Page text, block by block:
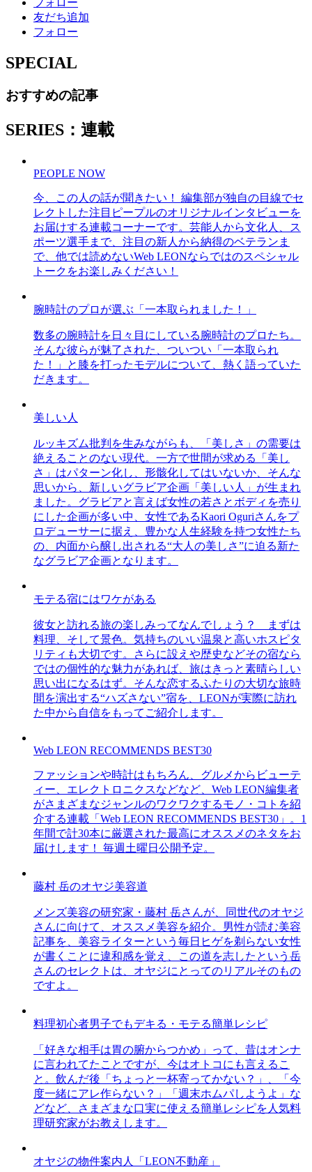
フォロー
友だち追加
フォロー
SPECIAL
おすすめの記事
SERIES：連載
PEOPLE NOW
今、この人の話が聞きたい！ 編集部が独自の目線でセ
レクトした注目ピープルのオリジナルインタビューを
お届けする連載コーナーです。芸能人から文化人、ス
ポーツ選手まで、注目の新人から納得のベテランま
で、他では読めないWeb LEONならではのスペシャル
トークをお楽しみください！
腕時計のプロが選ぶ「一本取られました！」
数多の腕時計を日々目にしている腕時計のプロたち。
そんな彼らが魅了された、ついつい「一本取られ
た！」と膝を打ったモデルについて、熱く語っていた
だきます。
美しい人
ルッキズム批判を生みながらも、「美しさ」の需要は
絶えることのない現代。一方で世間が求める「美し
さ」はパターン化し、形骸化してはいないか、そんな
思いから、新しいグラビア企画「美しい人」が生まれ
ました。グラビアと言えば女性の若さとボディを売り
にした企画が多い中、女性であるKaori Oguriさんをプ
ロデューサーに据え、豊かな人生経験を持つ女性たち
の、内面から醸し出される“大人の美しさ”に迫る新た
なグラビア企画となります。
モテる宿にはワケがある
彼女と訪れる旅の楽しみってなんでしょう？ まずは
料理、そして景色。気持ちのいい温泉と高いホスピタ
リティも大切です。さらに設えや歴史などその宿なら
ではの個性的な魅力があれば、旅はきっと素晴らしい
思い出になるはず。そんな恋するふたりの大切な旅時
間を演出する“ハズさない”宿を、LEONが実際に訪れ
た中から自信をもってご紹介します。
Web LEON RECOMMENDS BEST30
ファッションや時計はもちろん、グルメからビューテ
ィー、エレクトロニクスなどなど、Web LEON編集者
がさまざまなジャンルのワクワクするモノ・コトを紹
介する連載「Web LEON RECOMMENDS BEST30」。1
年間で計30本に厳選された最高にオススメのネタをお
届けします！ 毎週土曜日公開予定。
藤村 岳のオヤジ美容道
メンズ美容の研究家・藤村 岳さんが、同世代のオヤジ
さんに向けて、オススメ美容を紹介。男性が読む美容
記事を、美容ライターという毎日ヒゲを剃らない女性
が書くことに違和感を覚え、この道を志したという岳
さんのセレクトは、オヤジにとってのリアルそのもの
ですよ。
料理初心者男子でもデキる・モテる簡単レシピ
「好きな相手は胃の腑からつかめ」って、昔はオンナ
に言われてたことですが、今はオトコにも言えるこ
と。飲んだ後「ちょっと一杯寄ってかない？」、「今
度一緒にアレ作らない？」「週末ホムパしようよ」な
どなど、さまざまな口実に使える簡単レシピを人気料
理研究家がお教えします。
オヤジの物件案内人「LEON不動産」